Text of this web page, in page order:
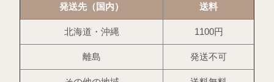
発送先（国内） 送料
北海道・沖縄 1100円
離島 発送不可